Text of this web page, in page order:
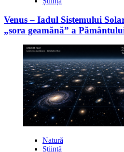
Venus – Iadul Sistemului
„sora geamănă” a
Natură
Știință